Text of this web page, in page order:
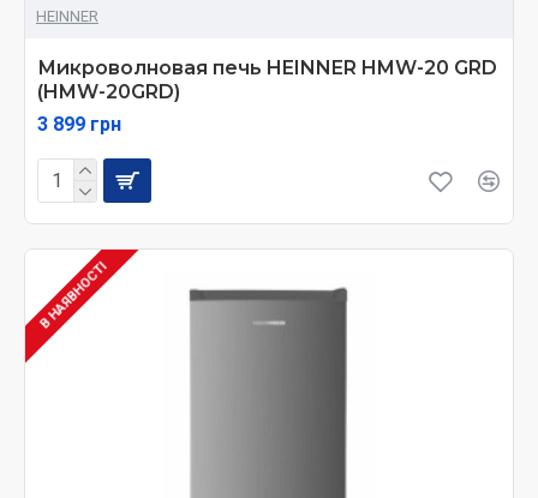
HEINNER
Микроволновая печь HEINNER HMW-20 GRD
(HMW-20GRD)
3 899 грн
В НАЯВНОСТІ